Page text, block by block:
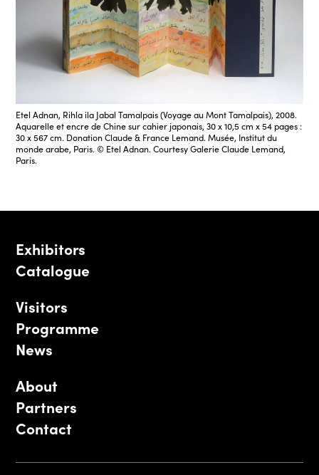
Etel Adnan, Rihla ila Jabal Tamalpais (Voyage au Mont Tamalpais), 2008.
Aquarelle et encre de Chine sur cahier japonais, 30 x 10,5 cm x 54 pages :
30 x 567 cm. Donation Claude & France Lemand. Musée, Institut du
monde arabe, Paris. © Etel Adnan. Courtesy Galerie Claude Lemand,
Paris.
Exhibitors
Catalogue
Visitors
Programme
News
About
Partners
Contact